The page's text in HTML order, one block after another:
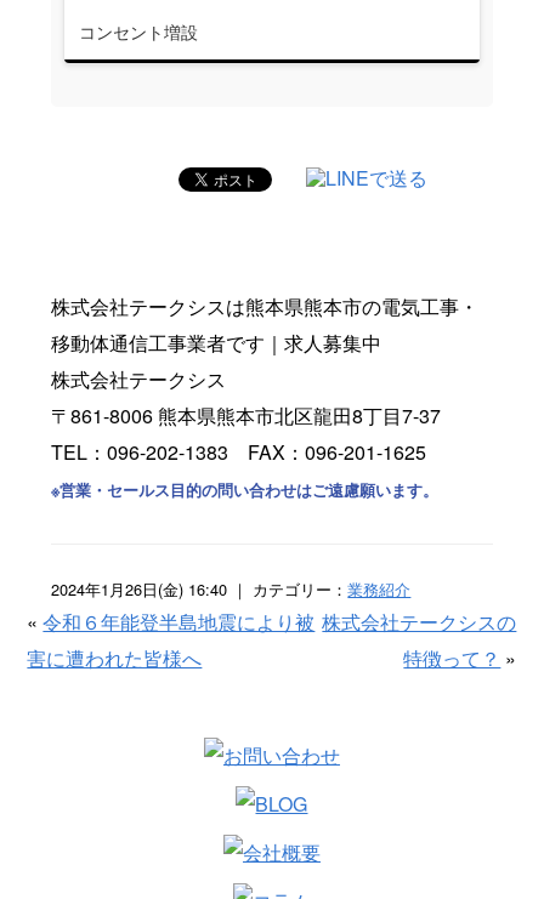
コンセント増設
株式会社テークシスは熊本県熊本市の電気工事・
移動体通信工事業者です｜求人募集中
株式会社テークシス
〒861-8006 熊本県熊本市北区龍田8丁目7-37
TEL：096-202-1383 FAX：096-201-1625
※営業・セールス目的の問い合わせはご遠慮願います。
2024年1月26日(金) 16:40 ｜ カテゴリー：業務紹介
«令和６年能登半島地震により被
害に遭われた皆様へ
株式会社テークシスの
特徴って？ »